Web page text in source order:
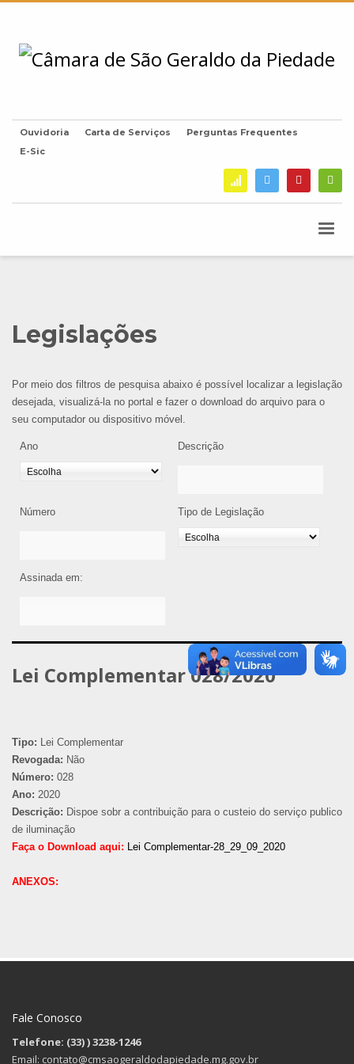
Ouvidoria Carta de Serviços
Perguntas Frequentes
E-Sic
Legislações
Por meio dos filtros de pesquisa abaixo é possível localizar a legislação
desejada, visualizá-la no portal e fazer o download do arquivo para o
seu computador ou dispositivo móvel.
Ano Descrição
Número Tipo de Legislação
Assinada em:
Lei Complementar 028/2020
Tipo: Lei Complementar
Revogada: Não
Número: 028
Ano: 2020
Descrição: Dispoe sobr a contribuição para o custeio do serviço publico
de iluminação
Faça o Download aqui: Lei Complementar-28_29_09_2020
ANEXOS:
Fale Conosco
Telefone: (33)) 3238-1246
Email: contato@cmsaogeraldodapiedade.mg.gov.br